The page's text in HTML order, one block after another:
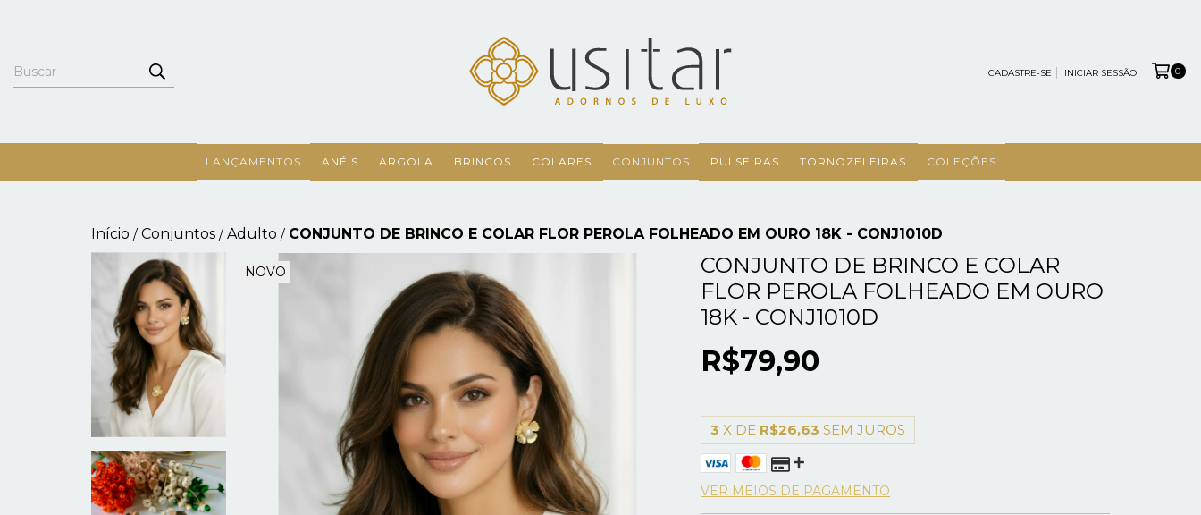
CADASTRE-SE INICIAR SESSÃO 0
LANÇAMENTOS ANÉIS ARGOLA BRINCOS COLARES CONJUNTOS PULSEIRAS TORNOZELEIRAS COLEÇÕES
Início / Conjuntos / Adulto / CONJUNTO DE BRINCO E COLAR FLOR PEROLA FOLHEADO EM OURO 18K - CONJ1010D
NOVO
CONJUNTO DE BRINCO E COLAR
FLOR PEROLA FOLHEADO EM OURO
18K - CONJ1010D
R$79,90
3 X DE R$26,63 SEM JUROS
VER MEIOS DE PAGAMENTO